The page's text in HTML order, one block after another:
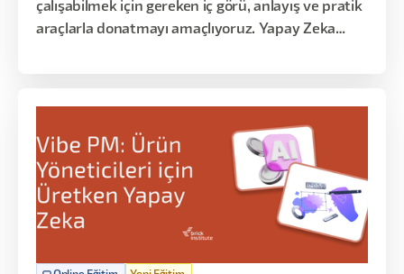
çalışabilmek için gereken iç görü, anlayış ve pratik
araçlarla donatmayı amaçlıyoruz. Yapay Zeka